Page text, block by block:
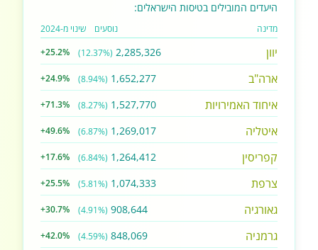
היעדים המובילים בטיסות הישראלים:
מדינה נוסעים שינוי מ-2024
יוון 2,285,326
(12.37%)
+25.2%
ארה"ב 1,652,277
(8.94%)
+24.9%
איחוד האמירויות 1,527,770
(8.27%)
+71.3%
איטליה 1,269,017
(6.87%)
+49.6%
קפריסין 1,264,412
(6.84%)
+17.6%
צרפת 1,074,333
(5.81%)
+25.5%
גאורגיה 908,644
(4.91%)
+30.7%
גרמניה 848,069
(4.59%)
+42.0%